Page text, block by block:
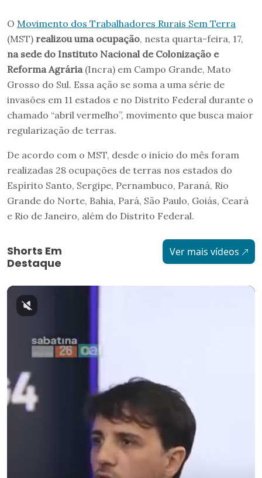
O Movimento dos Trabalhadores Rurais Sem Terra
(MST) realizou uma ocupação, nesta quarta-feira, 17,
na sede do Instituto Nacional de Colonização e
Reforma Agrária(Incra) em Campo Grande, Mato
Grosso do Sul. Essa ação se soma a uma série de
invasões em 11 estados e no Distrito Federal durante o
chamado “abril vermelho”, movimento que busca maior
regularização de terras.
De acordo com o MST, desde o início do mês foram
realizadas 28 ocupações de terras nos estados do
Espírito Santo, Sergipe, Pernambuco, Paraná, Rio
Grande do Norte, Bahia, Pará, São Paulo, Goiás, Ceará
e Rio de Janeiro, além do Distrito Federal.
Shorts Em
Destaque
Ver mais vídeos